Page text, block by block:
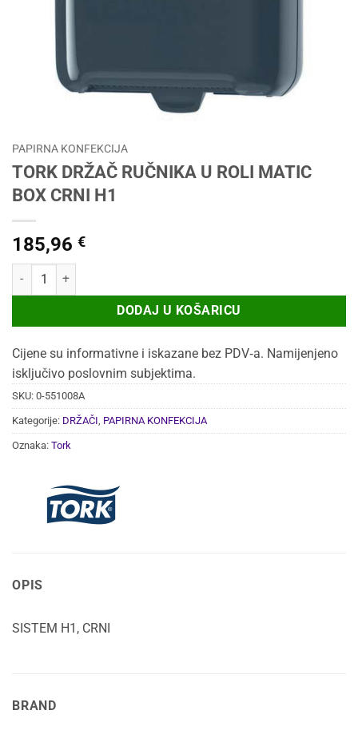
PAPIRNA KONFEKCIJA
TORK DRŽAČ RUČNIKA U ROLI MATIC
BOX CRNI H1
185,96 €
TORK DRŽAČ RUČNIKA U ROLI MATIC BOX CRNI H1 količina
DODAJ U KOŠARICU
Cijene su informativne i iskazane bez PDV‑a. Namijenjeno
isključivo poslovnim subjektima.
SKU: 0-551008A
Kategorije: DRŽAČI PAPIRNA KONFEKCIJA
Oznaka: Tork
OPIS
SISTEM H1, CRNI
BRAND